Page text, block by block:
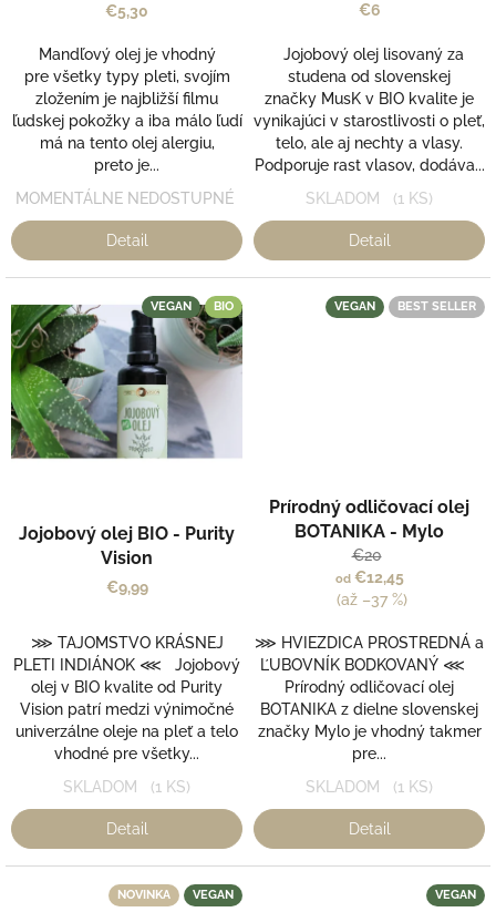
je
z
5
hviezdičiek.
€5,30
Mandľový olej je vhodný
pre všetky typy pleti, svojím
zložením je najbližší filmu
ľudskej pokožky a iba málo ľudí
má na tento olej alergiu,
preto je...
MOMENTÁLNE NEDOSTUPNÉ
Detail
€6
Jojobový olej lisovaný za
studena od slovenskej
značky MusK v BIO kvalite je
vynikajúci v starostlivosti o pleť,
telo, ale aj nechty a vlasy.
Podporuje rast vlasov, dodáva...
SKLADOM (1 KS)
Detail
VEGAN BIO
Jojobový olej BIO - Purity
Vision
€9,99
⋙ TAJOMSTVO KRÁSNEJ
PLETI INDIÁNOK ⋘ Jojobový
olej v BIO kvalite od Purity
Vision patrí medzi výnimočné
univerzálne oleje na pleť a telo
vhodné pre všetky...
SKLADOM (1 KS)
Detail
VEGAN BEST SELLER
hodnotenie
produktu
je
5,0
z
hviezdičiek.
Prírodný odličovací olej
BOTANIKA - Mylo
€20
od€12,45
(až –37 %)
⋙ HVIEZDICA PROSTREDNÁ a
ĽUBOVNÍK BODKOVANÝ ⋘
Prírodný odličovací olej
BOTANIKA z dielne slovenskej
značky Mylo je vhodný takmer
pre...
SKLADOM (1 KS)
Detail
NOVINKA VEGAN VEGAN